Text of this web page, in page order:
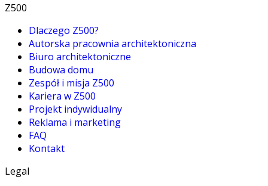
Z500
Dlaczego Z500?
Autorska pracownia architektoniczna
Biuro architektoniczne
Budowa domu
Zespół i misja Z500
Kariera w Z500
Projekt indywidualny
Reklama i marketing
FAQ
Kontakt
Legal